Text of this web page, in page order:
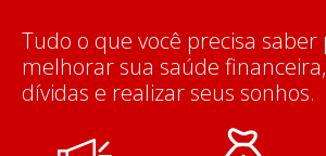
Tudo o que você precisa saber
melhorar sua saúde
dívidas e realizar seus sonhos.